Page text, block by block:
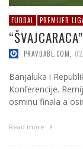
FUDBAL PREMIJER
PRAVDABL.COM
Banjaluka i
Konferencije.
osminu finala a
Read more